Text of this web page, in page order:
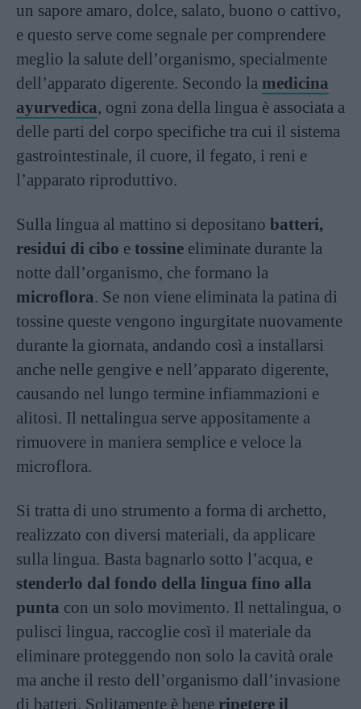
un sapore amaro, dolce, salato, buono o cattivo,
e questo serve come segnale per comprendere
meglio la salute dell’organismo, specialmente
dell’apparato digerente. Secondo la medicina
ayurvedica, ogni zona della lingua è associata a
delle parti del corpo specifiche tra cui il sistema
gastrointestinale, il cuore, il fegato, i reni e
l’apparato riproduttivo.
Sulla lingua al mattino si depositano batteri,
residui di cibo e tossine eliminate durante la
notte dall’organismo, che formano la
microflora. Se non viene eliminata la patina di
tossine queste vengono ingurgitate nuovamente
durante la giornata, andando così a installarsi
anche nelle gengive e nell’apparato digerente,
causando nel lungo termine infiammazioni e
alitosi. Il nettalingua serve appositamente a
rimuovere in maniera semplice e veloce la
microflora.
Si tratta di uno strumento a forma di archetto,
realizzato con diversi materiali, da applicare
sulla lingua. Basta bagnarlo sotto l’acqua, e
stenderlo dal fondo della lingua fino alla
punta con un solo movimento. Il nettalingua, o
pulisci lingua, raccoglie così il materiale da
eliminare proteggendo non solo la cavità orale
ma anche il resto dell’organismo dall’invasione
di batteri. Solitamente è bene ripetere il